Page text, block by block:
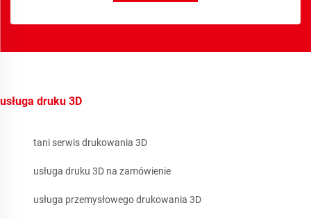
usługa druku 3D
tani serwis drukowania 3D
usługa druku 3D na zamówienie
usługa przemysłowego drukowania 3D